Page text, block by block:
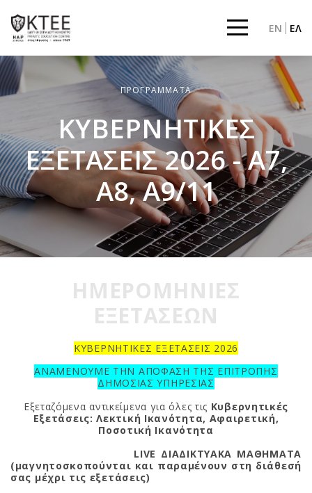
EN ΕΛ
ΠΡΟΓΡΑΜΜΑΤΑ
ΚΥΒΕΡΝΗΤΙΚΕΣ
ΕΞΕΤΑΣΕΙΣ 2026 - A7,
A8, A9/11
ΗΜΕΡΟΜΗΝΙΕΣ
ΕΞΕΤΑΣΕΩΝ
ΚΥΒΕΡΝΗΤΙΚΕΣ ΕΞΕΤΑΣΕΙΣ 2026
ΑΝΑΜΕΝΟΥΜΕ ΤΗΝ ΑΠΟΦΑΣΗ ΤΗΣ ΕΠΙΤΡΟΠΗΣ
ΔΗΜΟΣΙΑΣ ΥΠΗΡΕΣΙΑΣ
Εξεταζόμενα αντικείμενα για όλες τις Κυβερνητικές
Εξετάσεις: Λεκτική Ικανότητα, Αφαιρετική,
Ποσοτική Ικανότητα
LIVE ΔΙΑΔΙΚΤΥΑΚΑ ΜΑΘΗΜΑΤΑ
(μαγνητοσκοπούνται και παραμένουν στη διάθεσή
σας μέχρι τις εξετάσεις)